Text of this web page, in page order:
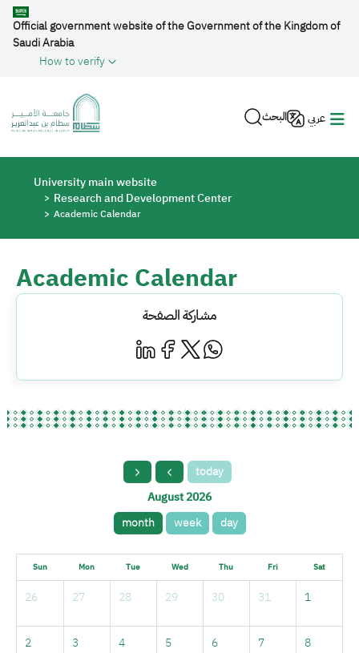
Skip to main content
Official government website of the Government of the Kingdom of
Saudi Arabia
How to verify
البحث عربي
Breadcrumb
University main website
Research and Development Center
Academic Calendar
Academic Calendar
مشاركة الصفحة
today
August 2026
month
week day
Sun Mon Tue Wed Thu Fri Sat
26 27 28 29 30 31 1
2 3 4 5 6 7 8